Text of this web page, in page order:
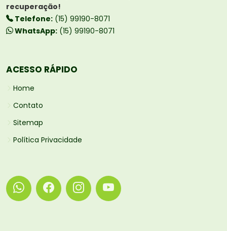
recuperação!
Telefone: (15) 99190-8071
WhatsApp: (15) 99190-8071
ACESSO RÁPIDO
Home
Contato
Sitemap
Política Privacidade